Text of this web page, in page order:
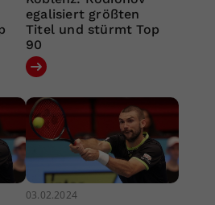
egalisiert größten
Titel und stürmt Top
90
03.02.2024